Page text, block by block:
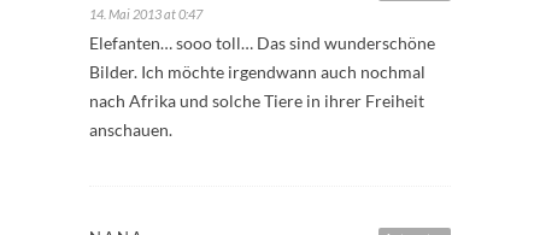
14. Mai 2013 at 0:47
Elefanten… sooo toll… Das sind wunderschöne
Bilder. Ich möchte irgendwann auch nochmal
nach Afrika und solche Tiere in ihrer Freiheit
anschauen.